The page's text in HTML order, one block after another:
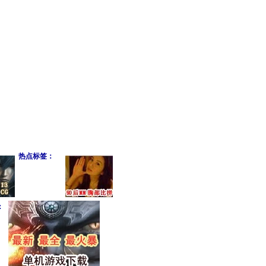
热点标签：